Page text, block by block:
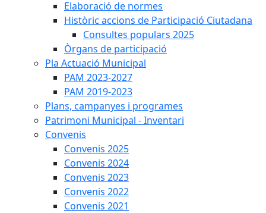
Elaboració de normes
Històric accions de Participació Ciutadana
Consultes populars 2025
Òrgans de participació
Pla Actuació Municipal
PAM 2023-2027
PAM 2019-2023
Plans, campanyes i programes
Patrimoni Municipal - Inventari
Convenis
Convenis 2025
Convenis 2024
Convenis 2023
Convenis 2022
Convenis 2021